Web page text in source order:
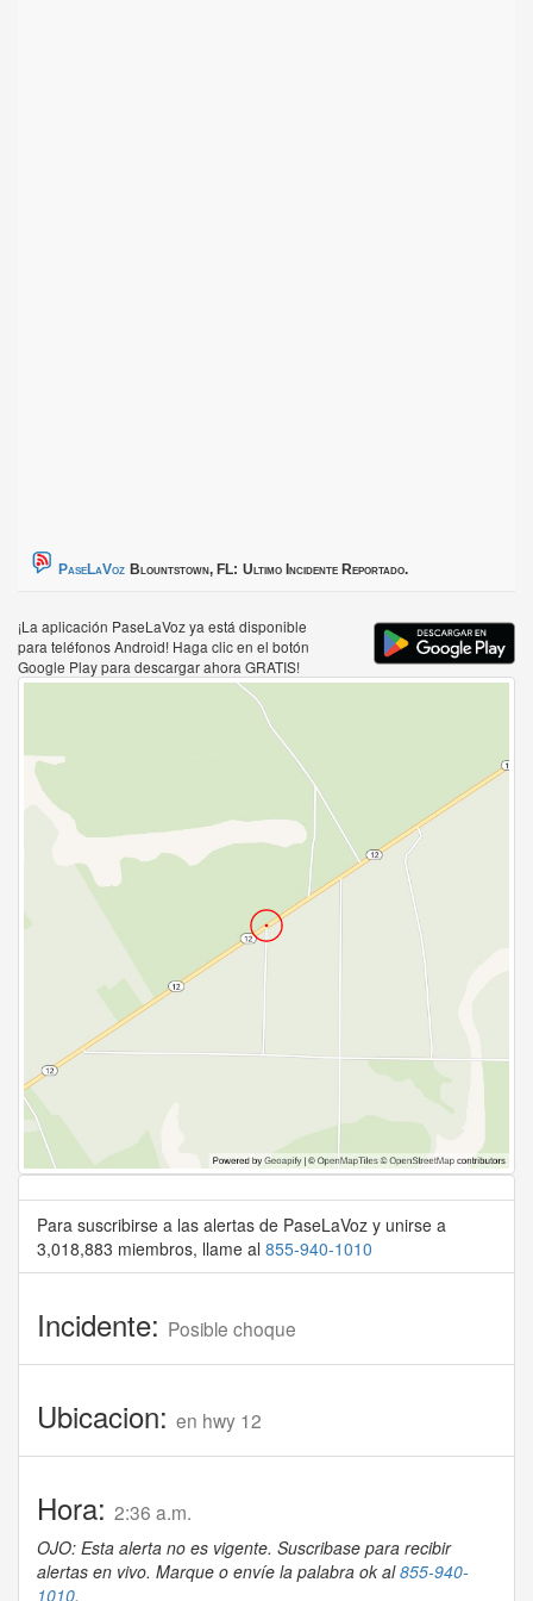
PaseLaVoz Blountstown, FL: Ultimo Incidente Reportado.
¡La aplicación PaseLaVoz ya está disponible
para teléfonos Android! Haga clic en el botón
Google Play para descargar ahora GRATIS!
Para suscribirse a las alertas de PaseLaVoz y unirse a
3,018,883 miembros, llame al 855-940-1010
Incidente: Posible choque
Ubicacion: en hwy 12
Hora: 2:36 a.m.
OJO: Esta alerta no es vigente. Suscribase para recibir
alertas en vivo. Marque o envíe la palabra ok al855-940-
1010.